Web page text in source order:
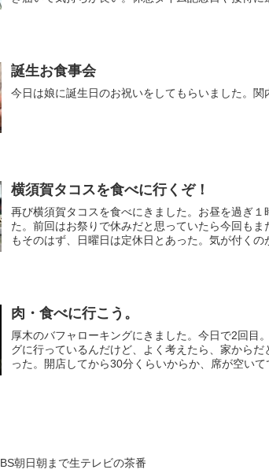
誕生お食事会
今日は娘に誕生日のお祝いをしてもらいました。関
横須賀タコスを食べに行くぞ！
再び横須賀タコスを食べにきました。お昼を過ぎ
た。前回はお祭りで休みだと思っていたら今回も
もそのはず、日曜日は定休日とあった。気が付くの
肉・食べに行こう。
厚木のバフャローキングにきました。今日で2回目
グに行っているんだけど、よく考えたら、家から
った。開店してから30分くらいからか、席が空いて
BS朝日朝まで生テレビの茶番